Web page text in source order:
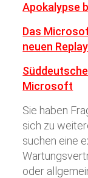
Apokalypse
Das
neuen
Microsoft
Sie haben
sich zu
suchen eine
oder